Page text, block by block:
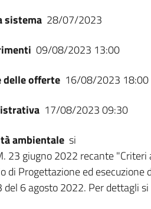
sistema 28/07/2023
09/08/2023 13:00
delle offerte 16/08/2023 18:00
17/08/2023 09:30
ambientale si
23 giugno 2022 recante
di Progettazione ed
del 6 agosto 2022. Per dettagli